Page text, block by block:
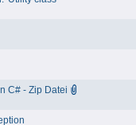
C# - Zip Datei